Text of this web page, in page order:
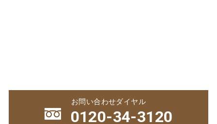
お問い合わせダイヤル
0120-34-3120